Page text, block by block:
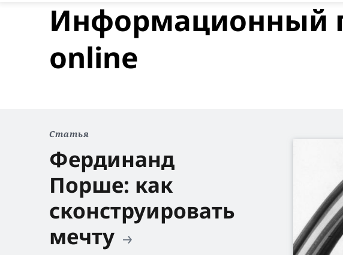
Информационный
online
Статья
Фердинанд
Порше: как
сконструировать
мечту